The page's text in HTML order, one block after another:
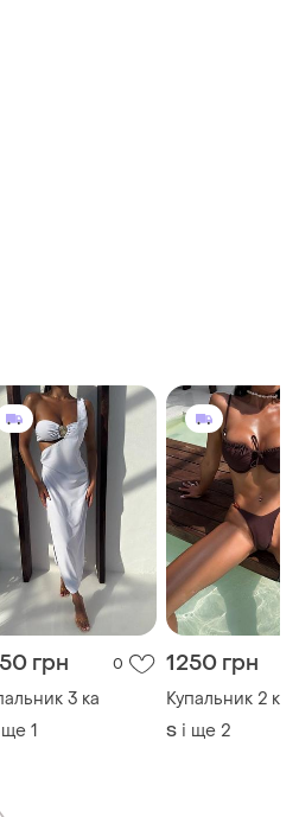
грн 0
3 ка
ще 1
1250 грн
Купальник 2 ка
S і ще 2